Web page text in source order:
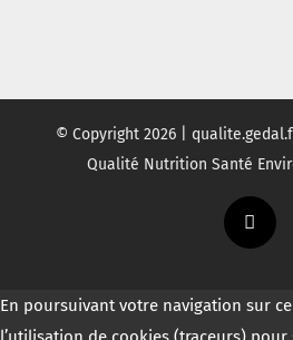
© Copyright 2026 |
Qualité Nutrition Santé
Twitter
En poursuivant votre navigation sur